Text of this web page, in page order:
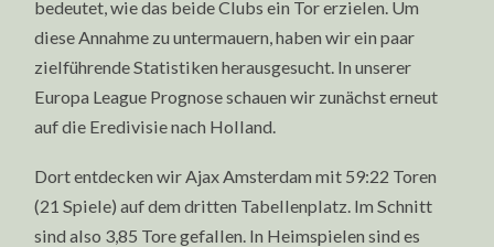
bedeutet, wie das beide Clubs ein Tor erzielen. Um
diese Annahme zu untermauern, haben wir ein paar
zielführende Statistiken herausgesucht. In unserer
Europa League Prognose schauen wir zunächst erneut
auf die Eredivisie nach Holland.
Dort entdecken wir Ajax Amsterdam mit 59:22 Toren
(21 Spiele) auf dem dritten Tabellenplatz. Im Schnitt
sind also 3,85 Tore gefallen. In Heimspielen sind es